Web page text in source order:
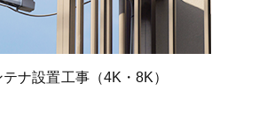
ナ設置工事（4K・8K）